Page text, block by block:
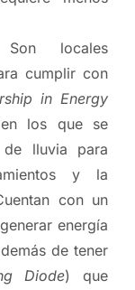
Son locales
cumplir con
in Energy
los que se
lluvia para
y la
con un
energía
de tener
Diode) que